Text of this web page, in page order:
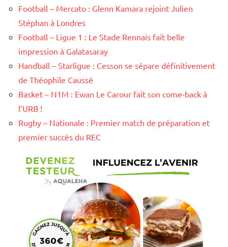
Football – Mercato : Glenn Kamara rejoint Julien
Stéphan à Londres
Football – Ligue 1 : Le Stade Rennais fait belle
impression à Galatasaray
Handball – Starligue : Cesson se sépare définitivement
de Théophile Caussé
Basket – N1M : Ewan Le Carour fait son come-back à
l’URB !
Rugby – Nationale : Premier match de préparation et
premier succès du REC